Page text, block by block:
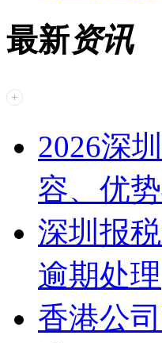
最新资讯
2026深
容、优
深圳报
逾期处理
香港公